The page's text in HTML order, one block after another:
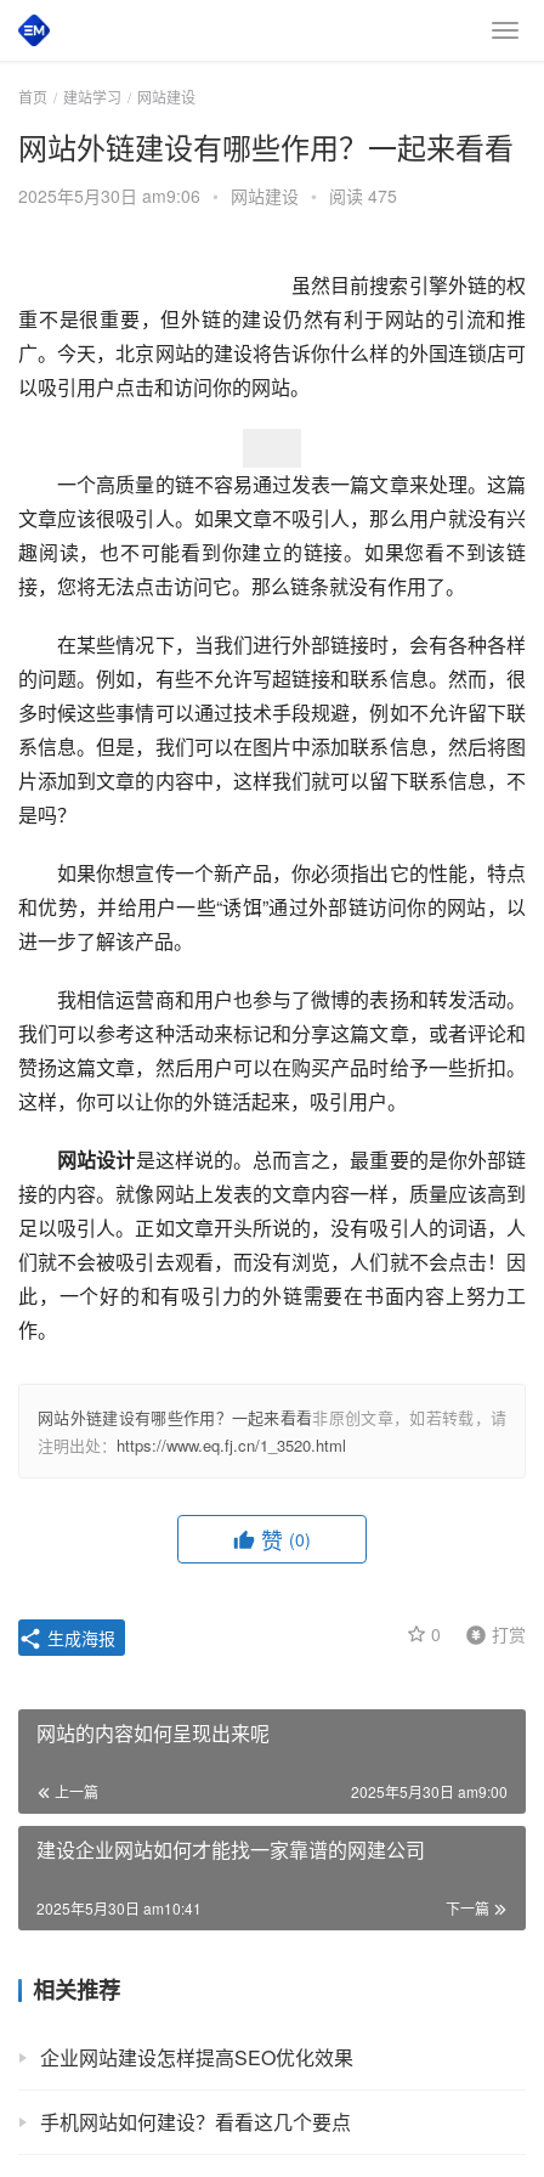
首页 建站学习 网站建设
网站外链建设有哪些作用？一起来看看
2025年5月30日 am9:06 • 网站建设 • 阅读 475
虽然目前搜索引擎外链的权
重不是很重要，但外链的建设仍然有利于网站的引流和推
广。今天，北京网站的建设将告诉你什么样的外国连锁店可
以吸引用户点击和访问你的网站。
一个高质量的链不容易通过发表一篇文章来处理。这篇
文章应该很吸引人。如果文章不吸引人，那么用户就没有兴
趣阅读，也不可能看到你建立的链接。如果您看不到该链
接，您将无法点击访问它。那么链条就没有作用了。
在某些情况下，当我们进行外部链接时，会有各种各样
的问题。例如，有些不允许写超链接和联系信息。然而，很
多时候这些事情可以通过技术手段规避，例如不允许留下联
系信息。但是，我们可以在图片中添加联系信息，然后将图
片添加到文章的内容中，这样我们就可以留下联系信息，不
是吗？
如果你想宣传一个新产品，你必须指出它的性能，特点
和优势，并给用户一些“诱饵”通过外部链访问你的网站，以
进一步了解该产品。
我相信运营商和用户也参与了微博的表扬和转发活动。
我们可以参考这种活动来标记和分享这篇文章，或者评论和
赞扬这篇文章，然后用户可以在购买产品时给予一些折扣。
这样，你可以让你的外链活起来，吸引用户。
网站设计是这样说的。总而言之，最重要的是你外部链
接的内容。就像网站上发表的文章内容一样，质量应该高到
足以吸引人。正如文章开头所说的，没有吸引人的词语，人
们就不会被吸引去观看，而没有浏览，人们就不会点击！因
此，一个好的和有吸引力的外链需要在书面内容上努力工
作。
网站外链建设有哪些作用？一起来看看非原创文章，如若转载，请
注明出处： https://www.eq.fj.cn/1_3520.html
赞 (0)
0 打赏
生成海报
网站的内容如何呈现出来呢
上一篇 2025年5月30日 am9:00
建设企业网站如何才能找一家靠谱的网建公司
下一篇
2025年5月30日 am10:41
相关推荐
企业网站建设怎样提高SEO优化效果
手机网站如何建设？看看这几个要点